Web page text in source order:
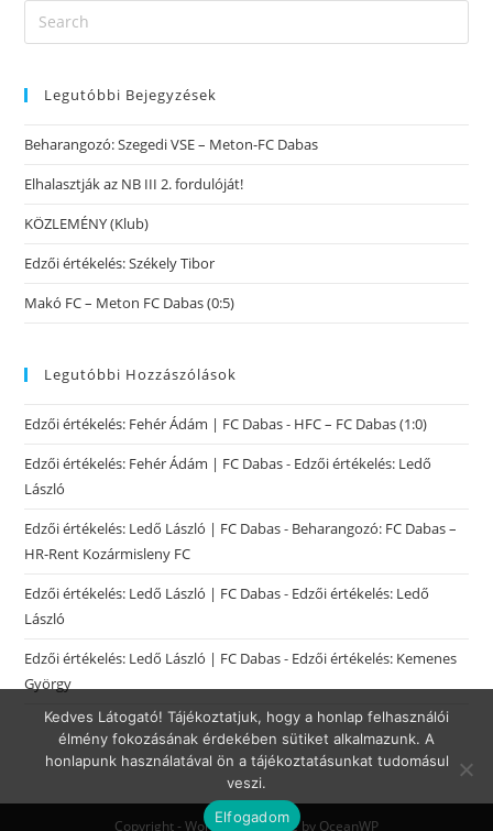
Legutóbbi Bejegyzések
Beharangozó: Szegedi VSE – Meton-FC Dabas
Elhalasztják az NB III 2. fordulóját!
KÖZLEMÉNY (Klub)
Edzői értékelés: Székely Tibor
Makó FC – Meton FC Dabas (0:5)
Legutóbbi Hozzászólások
Edzői értékelés: Fehér Ádám | FC Dabas- HFC – FC Dabas (1:0)
Edzői értékelés: Fehér Ádám | FC Dabas- Edzői értékelés: Ledő
László
Edzői értékelés: Ledő László | FC Dabas- Beharangozó: FC Dabas –
HR-Rent Kozármisleny FC
Edzői értékelés: Ledő László | FC Dabas- Edzői értékelés: Ledő
László
Edzői értékelés: Ledő László | FC Dabas- Edzői értékelés: Kemenes
György
Copyright - WordPress Theme by OceanWP
Kedves Látogató! Tájékoztatjuk, hogy a honlap felhasználói
élmény fokozásának érdekében sütiket alkalmazunk. A
honlapunk használatával ön a tájékoztatásunkat tudomásul
veszi.
Elfogadom